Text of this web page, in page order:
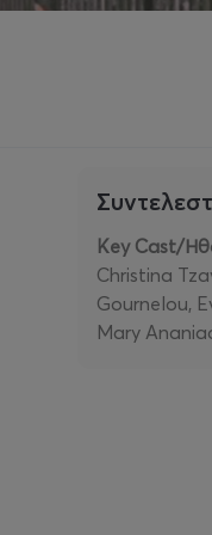
Key Cast/
Christina
Gournelou,
Mary